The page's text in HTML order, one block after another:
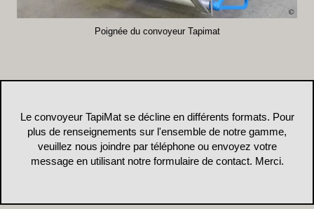
Poignée du convoyeur Tapimat
Le convoyeur TapiMat se décline en différents formats. Pour
plus de renseignements sur l'ensemble de notre gamme,
veuillez nous joindre par téléphone ou envoyez votre
message en utilisant notre formulaire de contact. Merci.